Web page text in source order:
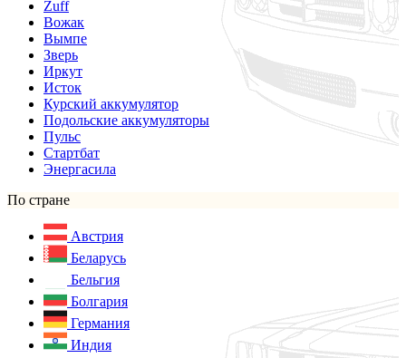
Zuff
Вожак
Вымпе
Зверь
Иркут
Исток
Курский аккумулятор
Подольские аккумуляторы
Пульс
Стартбат
Энергасила
По стране
Австрия
Беларусь
Бельгия
Болгария
Германия
Индия